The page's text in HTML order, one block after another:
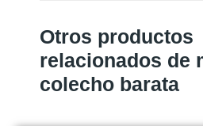
Otros productos
relacionados de
colecho barata